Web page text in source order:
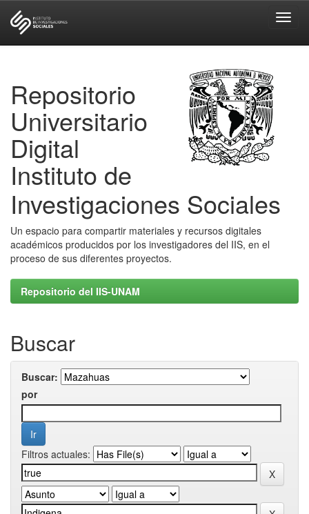
Repositorio
Universitario
Digital
Instituto de
Investigaciones Sociales
Un espacio para compartir materiales y recursos digitales
académicos producidos por los investigadores del IIS, en el
proceso de sus diferentes proyectos.
Repositorio del IIS-UNAM
Buscar
Buscar:
por
Filtros actuales: